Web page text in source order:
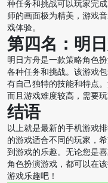
种任务和挑战可以玩家完
师的画面极为精美，游戏
戏体验。
第四名：明
明日方舟是一款策略角色
各种任务和挑战。该游戏
有自己独特的技能和特点
而且游戏难度较高，需要
结语
以上就是最新的手机游戏
的游戏适合不同的玩家，
到游戏的乐趣。无论您是
角色扮演游戏，都可以在
游戏乐趣吧！